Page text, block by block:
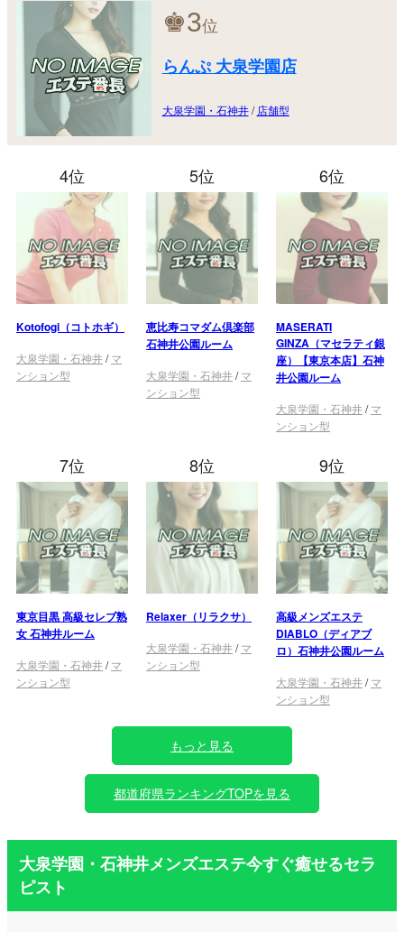
♚3位
らんぷ 大泉学園店
大泉学園・石神井/ 店舗型
4位
Kotofogi（コトホギ）
大泉学園・石神井/マ
ンション型
5位
恵比寿コマダム倶楽部
石神井公園ルーム
大泉学園・石神井/マ
ンション型
6位
MASERATI
GINZA（マセラティ銀
座）【東京本店】石神
井公園ルーム
大泉学園・石神井/マ
ンション型
7位
東京目黒 高級セレブ熟
女 石神井ルーム
大泉学園・石神井/マ
ンション型
8位
Relaxer（リラクサ）
大泉学園・石神井/マ
ンション型
9位
高級メンズエステ
DIABLO（ディアブ
ロ）石神井公園ルーム
大泉学園・石神井/マ
ンション型
もっと見る
都道府県ランキングTOPを見る
大泉学園・石神井メンズエステ今すぐ癒せるセラ
ピスト